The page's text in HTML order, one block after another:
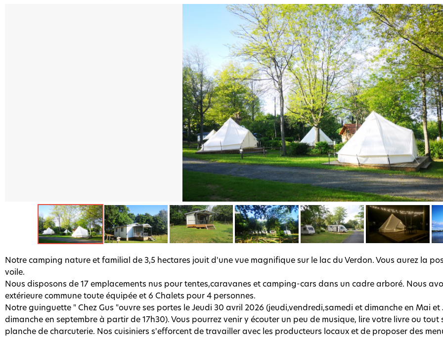
Notre camping nature et familial de 3,5 hectares jouit d'une vue magnifique sur le lac du Verdon. Vous aurez la
voile.
Nous disposons de 17 emplacements nus pour tentes,caravanes et camping-cars dans un cadre arboré. Nous
extérieure commune toute équipée et 6 Chalets pour 4 personnes.
Notre guinguette " Chez Gus "ouvre ses portes le Jeudi 30 avril 2026 (jeudi,vendredi,samedi et dimanche en Mai
dimanche en septembre à partir de 17h30). Vous pourrez venir y écouter un peu de musique, lire votre livre ou
planche de charcuterie. Nos cuisiniers s'efforcent de travailler avec les producteurs locaux et de proposer des